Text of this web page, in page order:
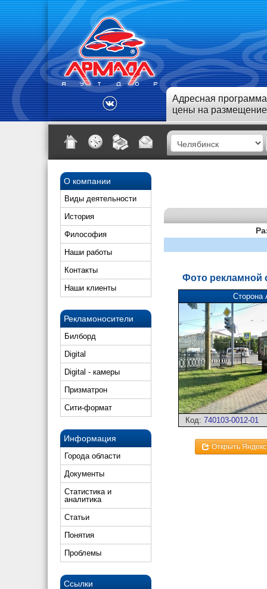
Адресная
цены на размещение
О компании
Виды деятельности
История
Философия
Наши работы
Контакты
Наши клиенты
Рекламоносители
Билборд
Digital
Digital - камеры
Призматрон
Сити-формат
Информация
Города области
Документы
Статистика и
аналитика
Статьи
Понятия
Проблемы
Ссылки
Фото рекламной
Сторона
Код: 740103-0012-01
Открыть